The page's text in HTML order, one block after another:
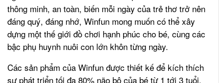
thông minh, an toàn, biến mỗi ngày của trẻ thơ trở nên
đáng quý, đáng nhớ, Winfun mong muốn có thể xây
dựng một thế giới đồ chơi hạnh phúc cho bé, cùng các
bậc phụ huynh nuôi con lớn khôn từng ngày.
Các sản phẩm của Winfun được thiết kế để kích thích
sự phát triển tối đa 80% não bộ của bé từ 1 tới 3 tuổi,